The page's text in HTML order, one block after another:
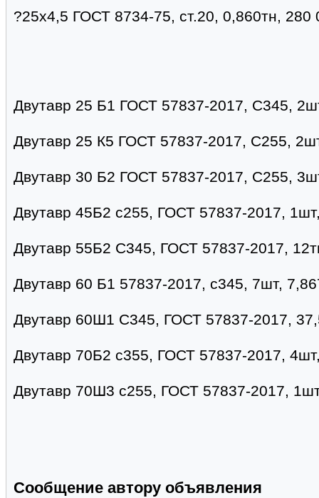
?25х4,5 ГОСТ 8734-75, ст.20, 0,860тн,
Двутавр 25 Б1 ГОСТ 57837-2017, С345,
Двутавр 25 К5 ГОСТ 57837-2017, С255,
Двутавр 30 Б2 ГОСТ 57837-2017, С255,
Двутавр 45Б2 с255, ГОСТ 57837-2017,
Двутавр 55Б2 С345, ГОСТ 57837-2017,
Двутавр 60 Б1 57837-2017, с345, 7шт,
Двутавр 60Ш1 С345, ГОСТ 57837-2017,
Двутавр 70Б2 с355, ГОСТ 57837-2017,
Двутавр 70Ш3 с255, ГОСТ 57837-2017,
Сообщение автору объявления